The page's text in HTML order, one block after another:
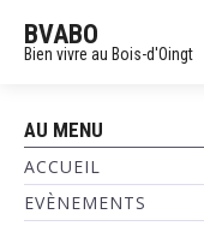
BVABO
Bien vivre au Bois-d'Oingt
AU MENU
ACCUEIL
EVÈNEMENTS